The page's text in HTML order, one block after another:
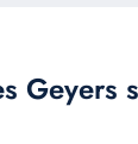
Geyers